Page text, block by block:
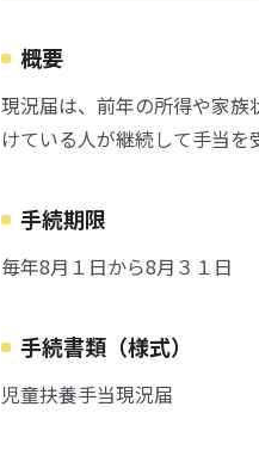
概要
現況届は、前年の所得や家族
けている人が継続して手当を
手続期限
毎年8月１日から8月３１日
手続書類（様式）
児童扶養手当現況届